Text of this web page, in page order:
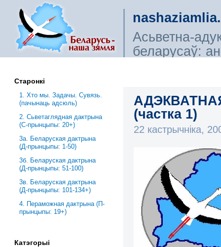
Асьветна-
беларусаў:
(частка 1)
22 кастрычніка,
Старонкі
1. Хто мы. Задачы. Сувязь.
(пачынаць адсюль)
2. Сьветаглядная дактрына
(С-прынцыпы: 20+)
3a. Беларуская дактрына
(Д-прынцыпы: 1-50)
3б. Беларуская дактрына
(Д-прынцыпы: 51-100)
3в. Беларуская дактрына
(Д-прынцыпы: 101-134+)
4. Пераможная дактрына (П-
прынцыпы: 19+)
Катэгорыі